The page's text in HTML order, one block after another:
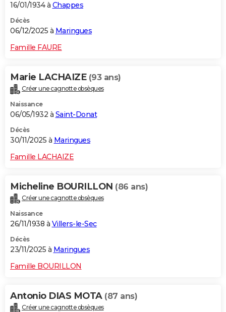
16/01/1934 à Chappes
Décès
06/12/2025 à Maringues
Famille FAURE
Marie LACHAIZE (93 ans)
Créer une cagnotte obsèques
Naissance
06/05/1932 à Saint-Donat
Décès
30/11/2025 à Maringues
Famille LACHAIZE
Micheline BOURILLON (86 ans)
Créer une cagnotte obsèques
Naissance
26/11/1938 à Villers-le-Sec
Décès
23/11/2025 à Maringues
Famille BOURILLON
Antonio DIAS MOTA (87 ans)
Créer une cagnotte obsèques